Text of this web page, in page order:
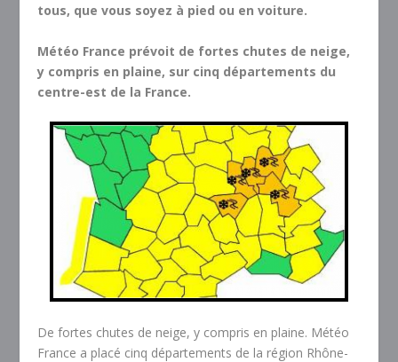
tous, que vous soyez à pied ou en voiture.
Météo France prévoit de fortes chutes de neige,
y compris en plaine, sur cinq départements du
centre-est de la France.
De fortes chutes de neige, y compris en plaine. Météo
France a placé cinq départements de la région Rhône-